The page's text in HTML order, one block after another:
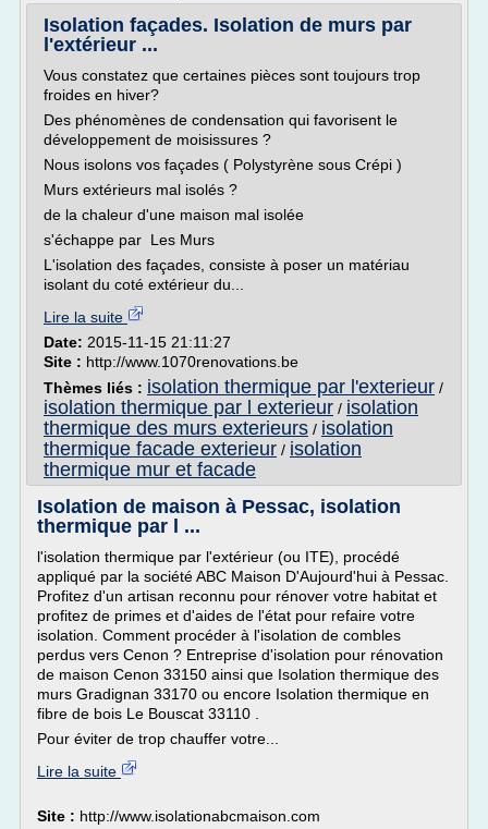
Isolation façades. Isolation de murs par
l'extérieur ...
Vous constatez que certaines pièces sont toujours trop
froides en hiver?
Des phénomènes de condensation qui favorisent le
développement de moisissures ?
Nous isolons vos façades ( Polystyrène sous Crépi )
Murs extérieurs mal isolés ?
de la chaleur d'une maison mal isolée
s'échappe par Les Murs
L'isolation des façades, consiste à poser un matériau
isolant du coté extérieur du...
Lire la suite
Date: 2015-11-15 21:11:27
Site : http://www.1070renovations.be
Thèmes liés : isolation thermique par l'exterieur /
isolation thermique par l exterieur / isolation
thermique des murs exterieurs / isolation
thermique facade exterieur / isolation
thermique mur et facade
Isolation de maison à Pessac, isolation
thermique par l ...
l'isolation thermique par l'extérieur (ou ITE), procédé
appliqué par la société ABC Maison D'Aujourd'hui à Pessac.
Profitez d'un artisan reconnu pour rénover votre habitat et
profitez de primes et d'aides de l'état pour refaire votre
isolation. Comment procéder à l'isolation de combles
perdus vers Cenon ? Entreprise d'isolation pour rénovation
de maison Cenon 33150 ainsi que Isolation thermique des
murs Gradignan 33170 ou encore Isolation thermique en
fibre de bois Le Bouscat 33110 .
Pour éviter de trop chauffer votre...
Lire la suite
Site : http://www.isolationabcmaison.com